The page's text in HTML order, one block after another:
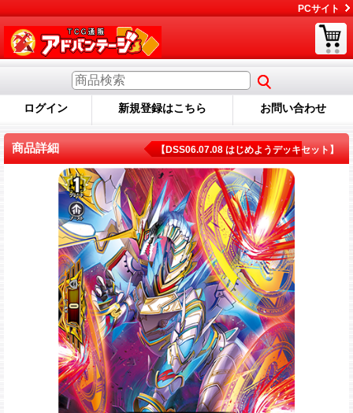
PCサイト
ログイン 新規登録はこちら お問い合わせ
商品詳細 【DSS06.07.08 はじめようデッキセット】